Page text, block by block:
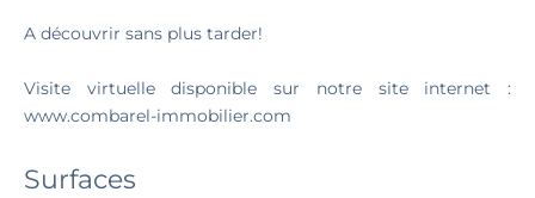
A découvrir sans plus tarder!
Visite virtuelle disponible sur notre site internet :
www.combarel-immobilier.com
Surfaces